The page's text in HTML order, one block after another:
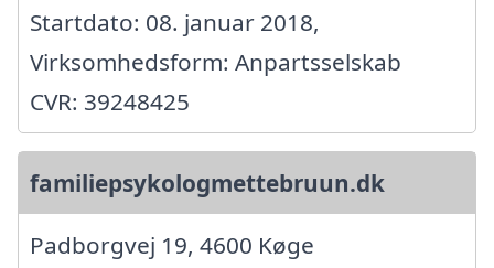
Startdato: 08. januar 2018,
Virksomhedsform: Anpartsselskab
CVR: 39248425
familiepsykologmettebruun.dk
Padborgvej 19, 4600 Køge